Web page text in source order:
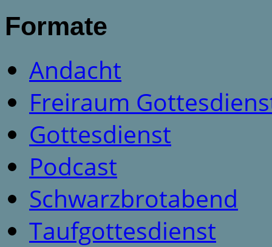
Formate
Andacht
Freiraum
Gottesdienst
Podcast
Schwarzbrotabend
Taufgottesdienst